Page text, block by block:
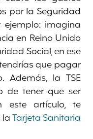
por la Seguridad
ejemplo: imagina
en Reino Unido
Social, en ese
que pagar
Además, la TSE
de tener que ser
este artículo, te
Tarjeta Sanitaria